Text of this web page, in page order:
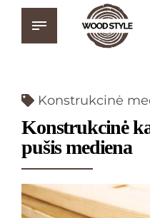
Konstrukcinė
Konstrukcinė
pušis mediena